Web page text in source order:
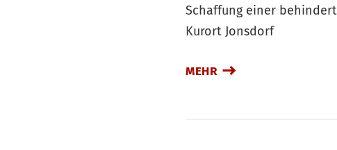
Schaffung einer
Kurort Jonsdorf
MEHR